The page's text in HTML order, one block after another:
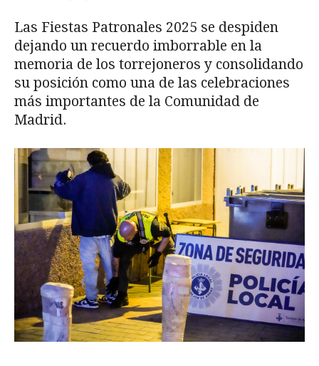
Las Fiestas Patronales 2025 se despiden
dejando un recuerdo imborrable en la
memoria de los torrejoneros y consolidando
su posición como una de las celebraciones
más importantes de la Comunidad de
Madrid.